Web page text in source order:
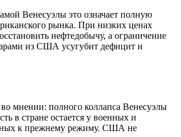
Венесуэлы это означает полную
рынка. При низких ценах
нефтедобычу, а ограничение
из США усугубит дефицит и
мнении: полного коллапса Венесуэлы
в стране остается у военных и
к прежнему режиму. США не